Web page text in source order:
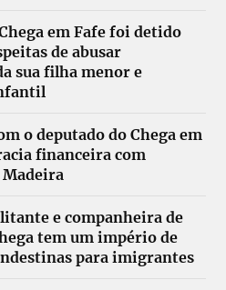
em Fafe foi detido
de abusar
sua filha menor e
o deputado do Chega em
financeira com
Madeira
e companheira de
tem um império de
para imigrantes